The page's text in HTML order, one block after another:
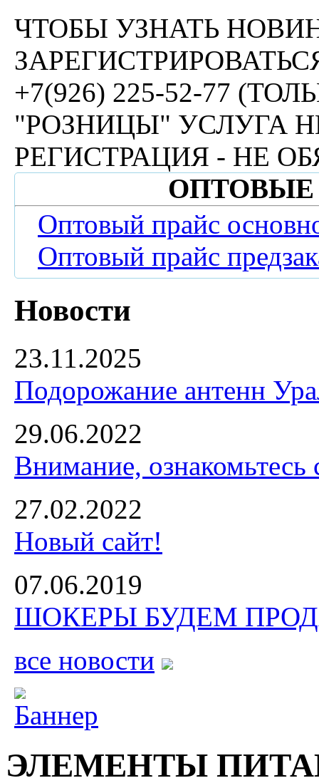
ЧТОБЫ УЗНАТЬ
+7(926) 225-52-77
"РОЗНИЦЫ" УСЛУГА
РЕГИСТРАЦИЯ - НЕ
Оптовый прайс
Оптовый прайс
Новости
23.11.2025
Подорожание антенн
29.06.2022
Внимание,
27.02.2022
Новый сайт!
07.06.2019
ШОКЕРЫ БУДЕМ
все новости
ЭЛЕМЕНТЫ